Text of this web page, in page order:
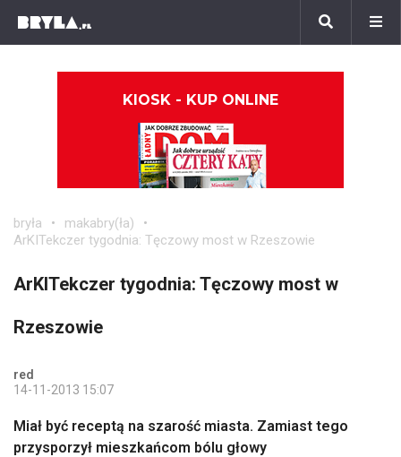
KIOSK - KUP ONLINE
bryła
makabry(ła)
ArKITekczer tygodnia: Tęczowy most w Rzeszowie
ArKITekczer tygodnia: Tęczowy most w
Rzeszowie
red
14-11-2013 15:07
Miał być receptą na szarość miasta. Zamiast tego
przysporzył mieszkańcom bólu głowy